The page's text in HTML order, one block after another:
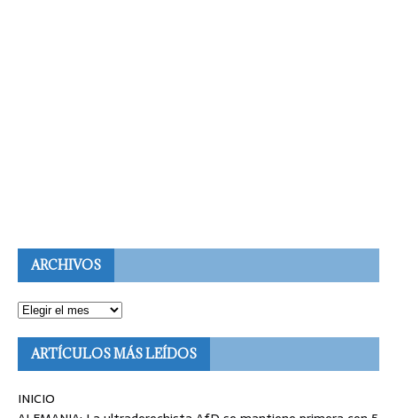
ARCHIVOS
ARTÍCULOS MÁS LEÍDOS
INICIO